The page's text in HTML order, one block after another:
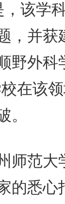
该学
，并获
野外科
在该
。
范大
的悉心